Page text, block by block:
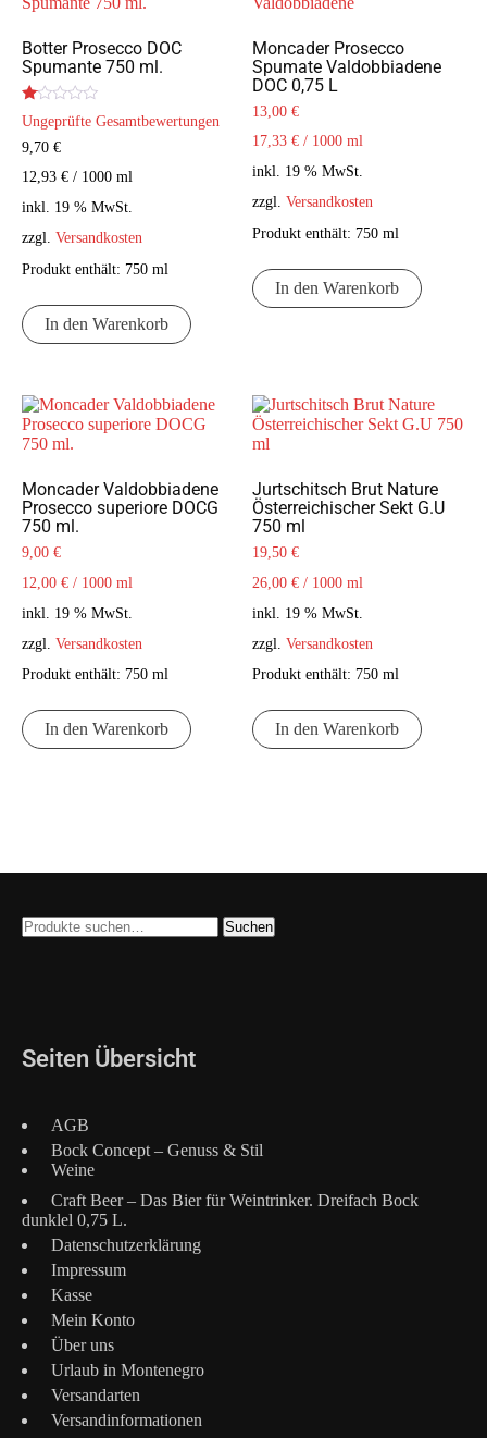
Botter Prosecco DOC
Spumante 750 ml.
Bewertet
mit
1.00
von
5
Ungeprüfte Gesamtbewertungen
9,70 €
12,93 € / 1000 ml
inkl. 19 % MwSt.
zzgl. Versandkosten
Produkt enthält: 750 ml
In den Warenkorb
Moncader Prosecco
Spumate Valdobbiadene
DOC 0,75 L
13,00€
17,33€ / 1000 ml
inkl. 19 % MwSt.
zzgl.Versandkosten
Produkt enthält: 750ml
In den Warenkorb
Moncader Valdobbiadene
Prosecco superiore DOCG
750 ml.
9,00 €
12,00 € / 1000 ml
inkl. 19 % MwSt.
zzgl. Versandkosten
Produkt enthält: 750 ml
In den Warenkorb
Jurtschitsch Brut Nature
Österreichischer Sekt G.U
750 ml
19,50€
26,00€ / 1000 ml
inkl. 19 % MwSt.
zzgl.Versandkosten
Produkt enthält: 750ml
In den Warenkorb
Suche
Suchen
Seiten Übersicht
AGB
Bock Concept – Genuss & Stil
Weine
Craft Beer – Das Bier für Weintrinker. Dreifach Bock
dunklel 0,75 L.
Datenschutzerklärung
Impressum
Kasse
Mein Konto
Über uns
Urlaub in Montenegro
Versandarten
Versandinformationen